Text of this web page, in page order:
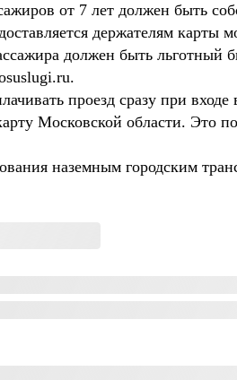
от 7 лет должен быть
держателям карты
должен быть льготный
проезд сразу при
Московской области. Это
наземным городским